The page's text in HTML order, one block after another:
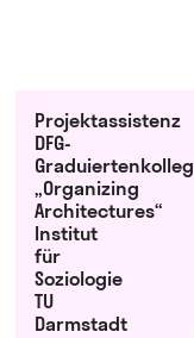
Projektassistenz
DFG-
Graduiertenkolleg
„Organizing
Architectures“
Institut
für
Soziologie
TU
Darmstadt